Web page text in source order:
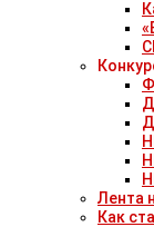
Лента
Как